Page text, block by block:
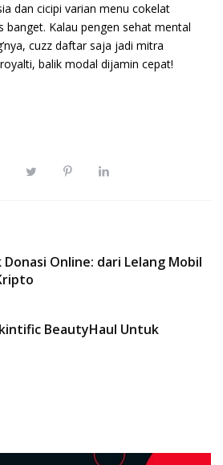
dan cicipi varian menu cokelat
banget. Kalau pengen sehat mental
cuzz daftar saja jadi mitra
balik modal dijamin cepat!
Online: dari Lelang Mobil
BeautyHaul Untuk